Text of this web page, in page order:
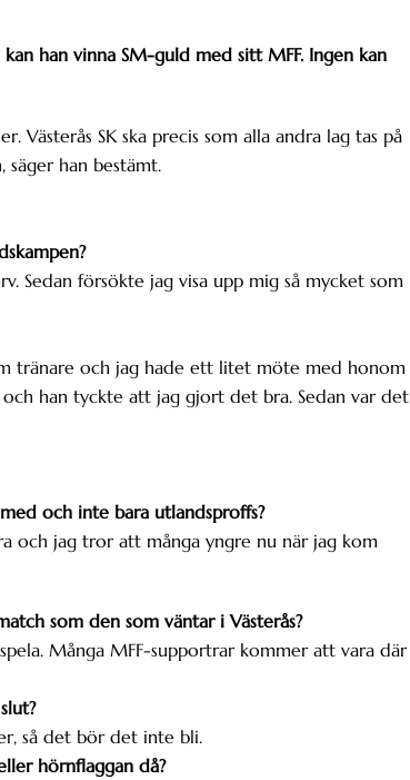
han vinna SM-guld med sitt MFF. Ingen kan
SK ska precis som alla andra lag tas på
han bestämt.
Sedan försökte jag visa upp mig så mycket som
tränare och jag hade ett litet möte med honom
han tyckte att jag gjort det bra. Sedan var det
och inte bara utlandsproffs?
och jag tror att många yngre nu när jag kom
som den som väntar i Västerås?
Många MFF-supportrar kommer att vara där
så det bör det inte bli.
hörnflaggan då?